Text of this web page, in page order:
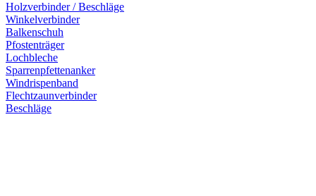
Holzverbinder / Beschläge
Winkelverbinder
Balkenschuh
Pfostenträger
Lochbleche
Sparrenpfettenanker
Windrispenband
Flechtzaunverbinder
Beschläge